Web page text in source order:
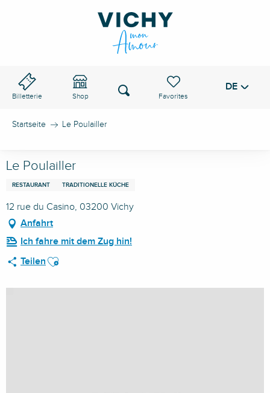
Billetterie Shop
Voir les favoris
Suche DE
Startseite Le Poulailler
Le Poulailler
RESTAURANT TRADITIONELLE KÜCHE
12 rue du Casino, 03200 Vichy
Anfahrt
Ich fahre mit dem Zug hin!
Teilen Ajouter aux favoris